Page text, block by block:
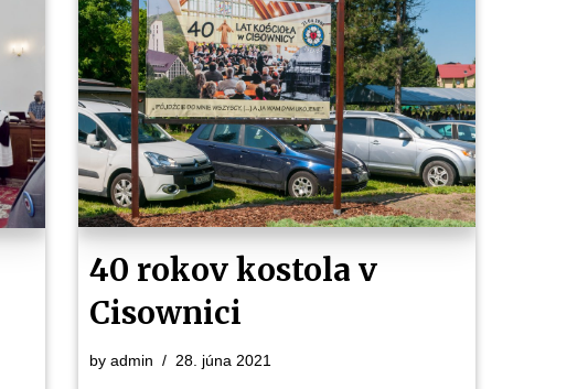
40 rokov kostola v
Cisownici
by admin 28. júna 2021